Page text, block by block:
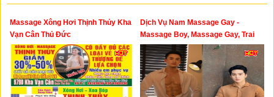
Massage Xông Hơi Thịnh Thủy Kha
Vạn Cân Thủ Đức
Dịch Vụ Nam Massage Gay -
Massage Boy, Massage Gay, Trai
Bao, Trai Gọi, Trai Ngành, Call Boy